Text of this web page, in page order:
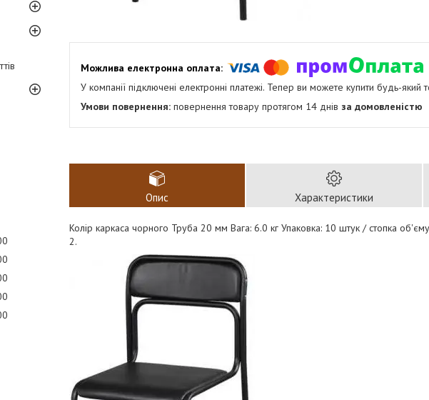
У компанії підключені електронні платежі. Тепер ви можете купити будь-який
повернення товару протягом 14 днів за домовленістю
Опис Характеристики
Колір каркаса чорного Труба 20 мм Вага: 6.0 кг Упаковка: 10 штук / стопка
2.